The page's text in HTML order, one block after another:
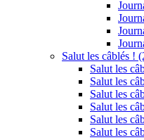
Salut les câblés !
Salut les
Salut les
Salut les
Salut les
Salut les
Salut les